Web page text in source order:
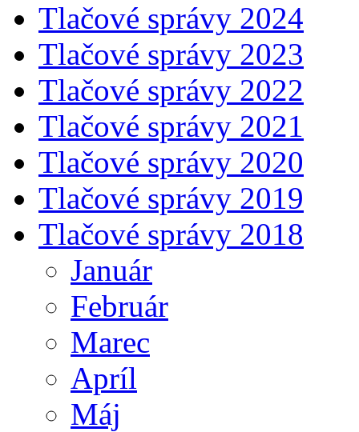
Tlačové správy 2024
Tlačové správy 2023
Tlačové správy 2022
Tlačové správy 2021
Tlačové správy 2020
Tlačové správy 2019
Tlačové správy 2018
Január
Február
Marec
Apríl
Máj